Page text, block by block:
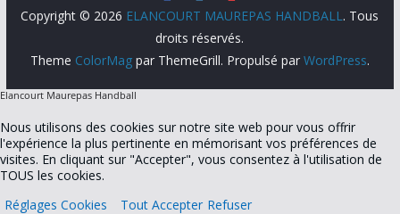
Copyright © 2026 ELANCOURT MAUREPAS HANDBALL. Tous
droits réservés.
Theme ColorMagpar ThemeGrill. Propulsé par WordPress.
Elancourt Maurepas Handball
Nous utilisons des cookies sur notre site web pour vous offrir
l'expérience la plus pertinente en mémorisant vos préférences de
visites. En cliquant sur "Accepter", vous consentez à l'utilisation de
TOUS les cookies.
Réglages Cookies
Tout Accepter Refuser